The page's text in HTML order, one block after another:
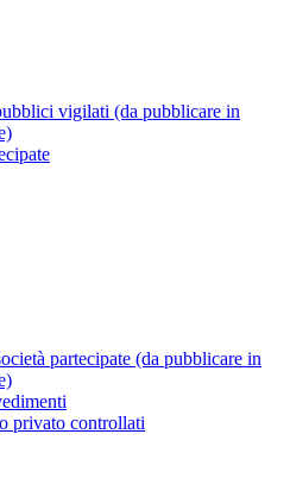
vigilati (da pubblicare in
partecipate (da pubblicare in
privato controllati